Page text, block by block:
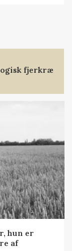
fjerkræ
hun er
af